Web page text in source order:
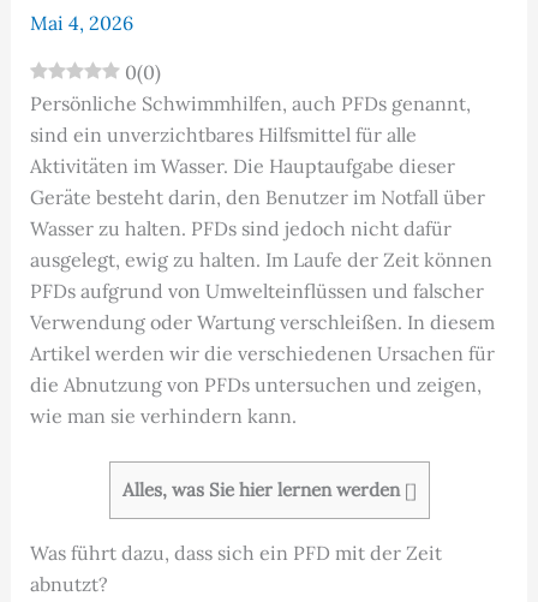
Mai 4, 2026
0(0)
Persönliche Schwimmhilfen, auch PFDs genannt,
sind ein unverzichtbares Hilfsmittel für alle
Aktivitäten im Wasser. Die Hauptaufgabe dieser
Geräte besteht darin, den Benutzer im Notfall über
Wasser zu halten. PFDs sind jedoch nicht dafür
ausgelegt, ewig zu halten. Im Laufe der Zeit können
PFDs aufgrund von Umwelteinflüssen und falscher
Verwendung oder Wartung verschleißen. In diesem
Artikel werden wir die verschiedenen Ursachen für
die Abnutzung von PFDs untersuchen und zeigen,
wie man sie verhindern kann.
Alles, was Sie hier lernen werden []
Was führt dazu, dass sich ein PFD mit der Zeit
abnutzt?